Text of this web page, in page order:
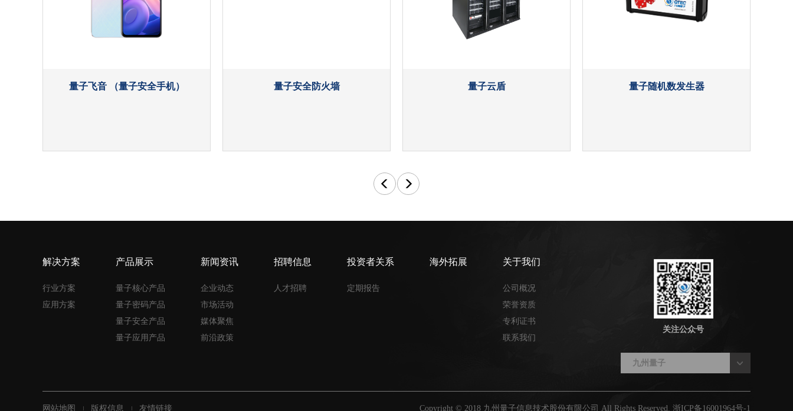
九州量子荣获2024密码“丰”会优秀解决方案
发布日期：2024-11-15
11月起，九州量子参编的这项网络安全国家标准正式实施!
国资委：梯次培育量子科技、核聚变、生物制造、6G等未来产业
据国务院国资委网站10月23日消息，《党建研究》日前刊发国务院国资委党委署名文
章，文章提出，加快培育壮大战略性新兴产业和未来产业。 ...
九州量子两款产品荣获“浙江省工业新产品证书”
级工业新产品通过了浙江省经济和信息化厅组织的鉴定验收...
实力认证 | 九州量子PCIE高速密码卡获《商用密码产品认证证书》
近日，九州量子自研的PCI-E高速密码卡产品通过国家密码管理局安全性审查，成功获
得国家密码管理局商用密码检测中心颁发的《商用密码产品认证...
中标丨2024年四川省交通运输物流公共信息平台网络货运信息监测应用项目
量子飞音 （量子安全手机） 量子安全防火墙 量子云盾 量子随机数发生器
解决方案
行业方案
应用方案
产品展示
量子核心产品
量子密码产品
量子安全产品
量子应用产品
新闻资讯
企业动态
市场活动
媒体聚焦
前沿政策
招聘信息
人才招聘
投资者关系
定期报告
海外拓展 关于我们
公司概况
荣誉资质
专利证书
联系我们
关注公众号
九州量子
网站地图 版权信息 友情链接 Copyright © 2018 九州量子信息技术股份有限公司 All Rights Reserved. 浙ICP备16001964号-1